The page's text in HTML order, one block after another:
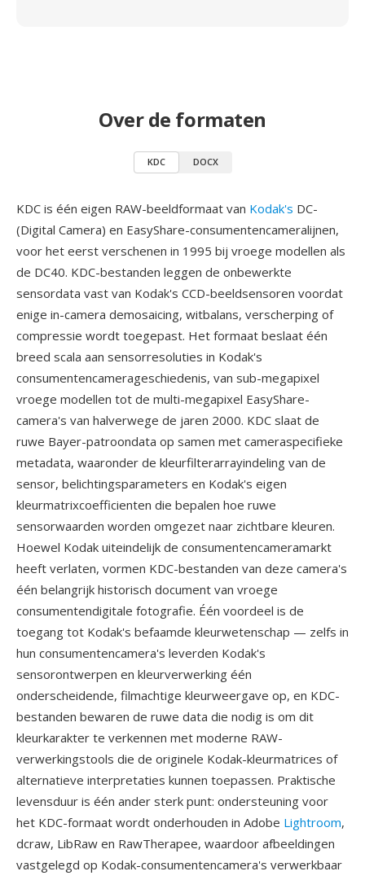
Over de formaten
KDC DOCX
KDC is één eigen RAW-beeldformaat van Kodak's DC-
(Digital Camera) en EasyShare-consumentencameralijnen,
voor het eerst verschenen in 1995 bij vroege modellen als
de DC40. KDC-bestanden leggen de onbewerkte
sensordata vast van Kodak's CCD-beeldsensoren voordat
enige in-camera demosaicing, witbalans, verscherping of
compressie wordt toegepast. Het formaat beslaat één
breed scala aan sensorresoluties in Kodak's
consumentencamerageschiedenis, van sub-megapixel
vroege modellen tot de multi-megapixel EasyShare-
camera's van halverwege de jaren 2000. KDC slaat de
ruwe Bayer-patroondata op samen met cameraspecifieke
metadata, waaronder de kleurfilterarrayindeling van de
sensor, belichtingsparameters en Kodak's eigen
kleurmatrixcoefficienten die bepalen hoe ruwe
sensorwaarden worden omgezet naar zichtbare kleuren.
Hoewel Kodak uiteindelijk de consumentencameramarkt
heeft verlaten, vormen KDC-bestanden van deze camera's
één belangrijk historisch document van vroege
consumentendigitale fotografie. Één voordeel is de
toegang tot Kodak's befaamde kleurwetenschap — zelfs in
hun consumentencamera's leverden Kodak's
sensorontwerpen en kleurverwerking één
onderscheidende, filmachtige kleurweergave op, en KDC-
bestanden bewaren de ruwe data die nodig is om dit
kleurkarakter te verkennen met moderne RAW-
verwerkingstools die de originele Kodak-kleurmatrices of
alternatieve interpretaties kunnen toepassen. Praktische
levensduur is één ander sterk punt: ondersteuning voor
het KDC-formaat wordt onderhouden in Adobe Lightroom,
dcraw, LibRaw en RawTherapee, waardoor afbeeldingen
vastgelegd op Kodak-consumentencamera's verwerkbaar